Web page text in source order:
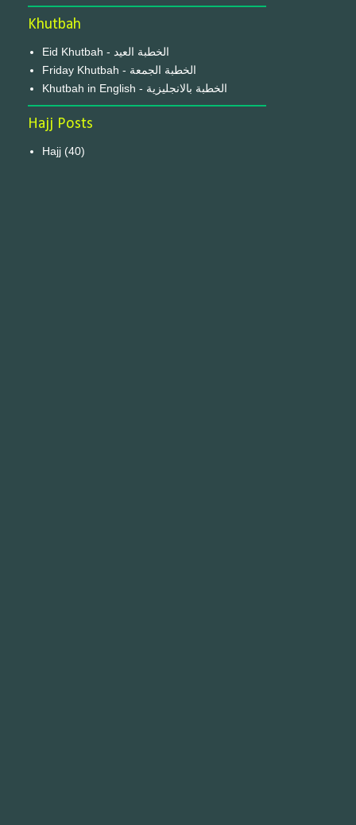
Khutbah
Eid Khutbah - الخطبة العيد
Friday Khutbah - الخطبة الجمعة
Khutbah in English - الخطبة بالانجليزية
Hajj Posts
Hajj (40)